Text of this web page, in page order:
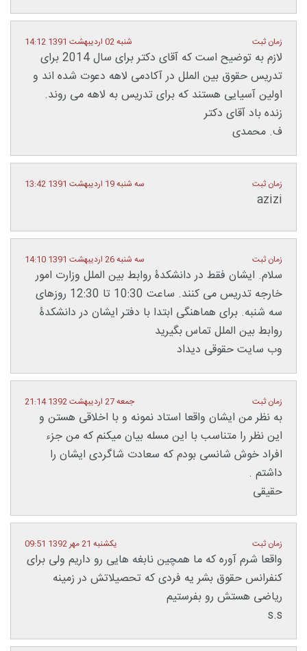
زمان ثبت شنبه 02 اردیبهشت 1391 14:12
لازم به توضیح است که آقای دکتر برای سال 2014 برای
تدریس حقوق بین الملل در آکادمی لاهه دعوت شده اند و
اولین آسیایی هستند که برای تدریس به لاهه می روند.
زنده باد آقای دکتر
ف. محمدی
زمان ثبت سه شنبه 19 اردیبهشت 1391 13:42
azizi
زمان ثبت سه شنبه 26 اردیبهشت 1391 14:10
سلام. ایشان فقط در دانشکدۀ روابط بین الملل وزارت امور
خارجه تدریس می کنند. ساعت 10:30 تا 12:30 روزهای
سه شنبه. برای هماهنگی ابتدا با دفتر ایشان در دانشکدۀ
روابط بین الملل تماس بگیرید
وب سایت حقوقی دیداد
زمان ثبت جمعه 27 اردیبهشت 1392 21:14
به نظر من ایشان واقعا استاد نمونه و با اخلاقی هستن و
این نظر را متناسب با این مسله بیان میکنم که من جزء
افراد خوش شانسی بودم که سعادت شاگردی ایشان را
داشتم .
حقیقی
زمان ثبت یکشنبه 21 مهر 1392 09:51
واقعا شرم آوره که ما همچین نابغه هایی رو داریم ولی برای
کنفرانس حقوق بشر یه فردی که تحصیلاتش در زمینه
ریاضی هستش رو بفرستیم
s.s